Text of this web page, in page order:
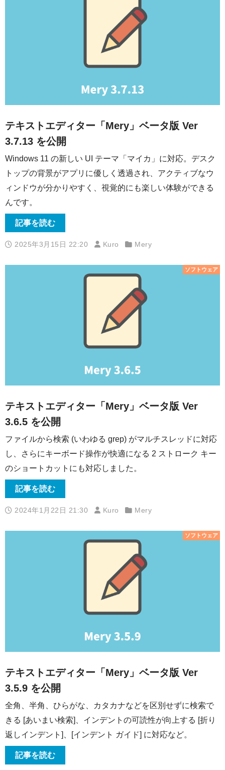
テキストエディター「Mery」ベータ版 Ver
3.7.13 を公開
Windows 11 の新しい UI テーマ「マイカ」に対応。デスク
トップの背景がアプリに優しく透過され、アクティブなウ
ィンドウが分かりやすく、視覚的にも楽しい体験ができる
んです。
記事を読む
2025年3月15日 22:20 Kuro Mery
ソフトウェア
テキストエディター「Mery」ベータ版 Ver
3.6.5 を公開
ファイルから検索 (いわゆる grep) がマルチスレッドに対応
し、さらにキーボード操作が快適になる 2 ストローク キー
のショートカットにも対応しました。
記事を読む
2024年1月22日 21:30 Kuro Mery
ソフトウェア
テキストエディター「Mery」ベータ版 Ver
3.5.9 を公開
全角、半角、ひらがな、カタカナなどを区別せずに検索で
きる [あいまい検索]、インデントの可読性が向上する [折り
返しインデント]、[インデント ガイド] に対応など。
記事を読む